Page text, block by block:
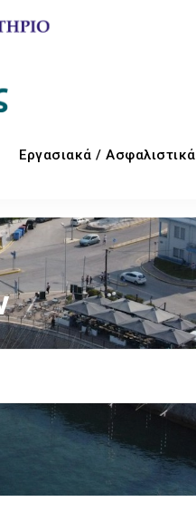
Εργασιακά / Ασφαλιστικά